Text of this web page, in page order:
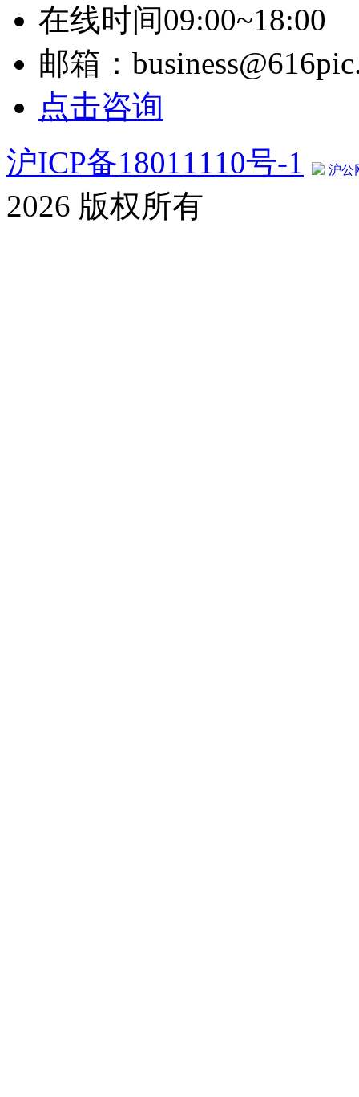
在线时间09:00~18:00
邮箱：
点击咨询
沪ICP备18011110号-1
沪公
2026 版权所有